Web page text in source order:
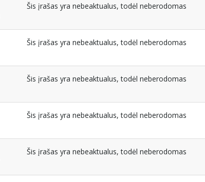
Šis įrašas yra nebeaktualus, todėl neberodomas
Šis įrašas yra nebeaktualus, todėl neberodomas
Šis įrašas yra nebeaktualus, todėl neberodomas
Šis įrašas yra nebeaktualus, todėl neberodomas
Šis įrašas yra nebeaktualus, todėl neberodomas